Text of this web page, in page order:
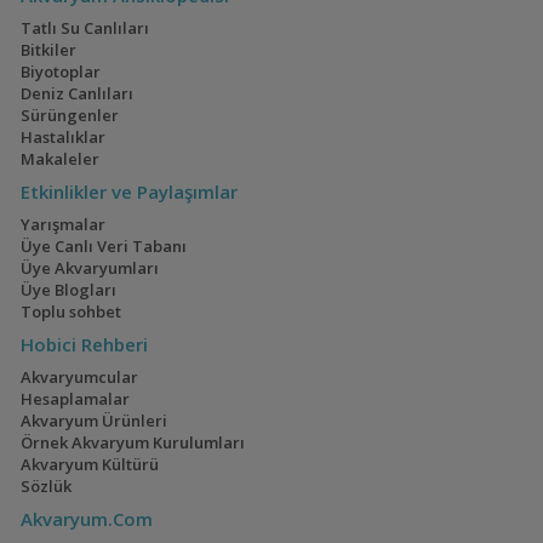
Electric Blue Acara
Head Tapajos(13)
Ateşağız
Mavi Melek Karides
Tatlı Su Canlıları
Bitkiler
Biyotoplar
Deniz Canlıları
Sürüngenler
Hastalıklar
Makaleler
Etkinlikler ve Paylaşımlar
Yarışmalar
Üye Canlı Veri Tabanı
Üye Akvaryumları
Üye Blogları
Toplu sohbet
Hobici Rehberi
Akvaryumcular
Hesaplamalar
Akvaryum Ürünleri
Örnek Akvaryum Kurulumları
Akvaryum Kültürü
Sözlük
Akvaryum.Com